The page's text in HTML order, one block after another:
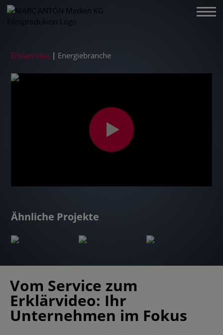
Erklärvideo | Energiebranche
Ähnliche Projekte
Vom Service zum
Erklärvideo: Ihr
Unternehmen im Fokus